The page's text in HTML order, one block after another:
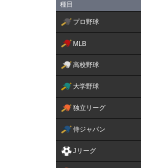
種目
プロ野球
MLB
高校野球
大学野球
独立リーグ
侍ジャパン
Jリーグ